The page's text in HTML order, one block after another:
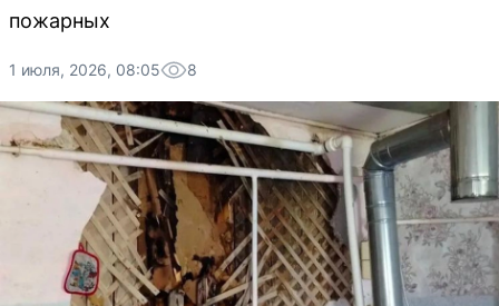
пожарных
1 июля, 2026, 08:05 8